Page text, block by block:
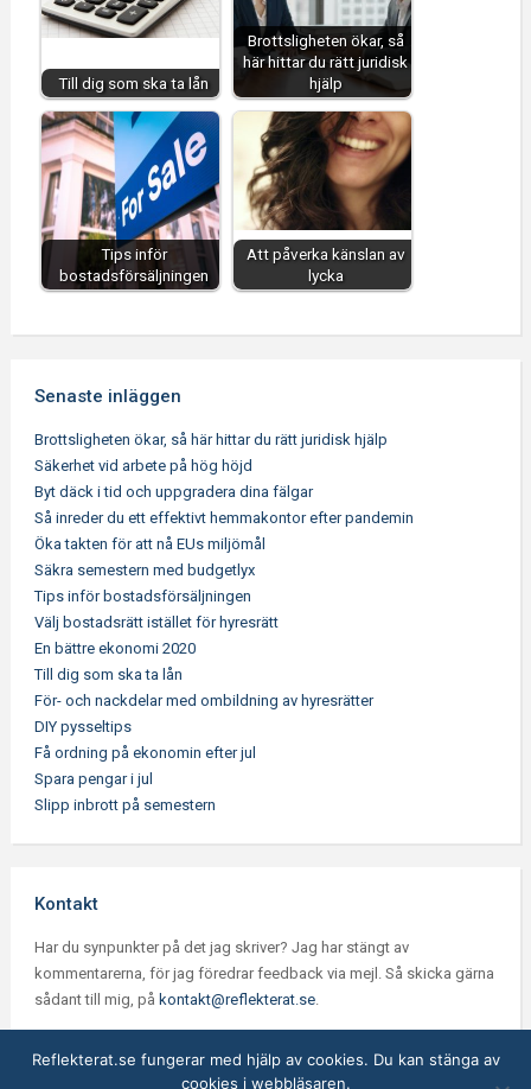
Till dig som ska ta lån
Brottsligheten ökar, så
här hittar du rätt juridisk
hjälp
Tips inför
bostadsförsäljningen
Att påverka känslan av
lycka
Senaste inläggen
Brottsligheten ökar, så här hittar du rätt juridisk hjälp
Säkerhet vid arbete på hög höjd
Byt däck i tid och uppgradera dina fälgar
Så inreder du ett effektivt hemmakontor efter pandemin
Öka takten för att nå EUs miljömål
Säkra semestern med budgetlyx
Tips inför bostadsförsäljningen
Välj bostadsrätt istället för hyresrätt
En bättre ekonomi 2020
Till dig som ska ta lån
För- och nackdelar med ombildning av hyresrätter
DIY pysseltips
Få ordning på ekonomin efter jul
Spara pengar i jul
Slipp inbrott på semestern
Kontakt
Har du synpunkter på det jag skriver? Jag har stängt av
kommentarerna, för jag föredrar feedback via mejl. Så skicka gärna
sådant till mig, på kontakt@reflekterat.se.
Reflekterat.se fungerar med hjälp av cookies. Du kan stänga av
cookies i webbläsaren.